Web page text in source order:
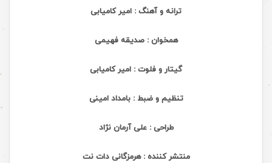
ترانه و آهنگ : امیر کامیابی
همخوان : صدیقه فهیمی
گیتار و فلوت : امیر کامیابی
تنظیم و ضبط : بامداد امینی
طراحی : علی آرمان نژاد
منتشر کننده : هرمزگانی دات نت